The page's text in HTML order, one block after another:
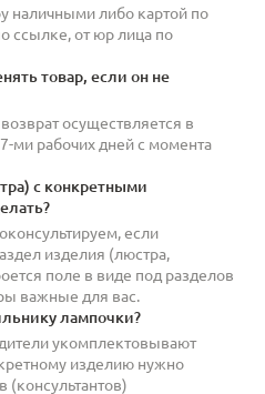
наличными либо картой по
ссылке, от юр лица по
товар, если он не
осуществляется в
ми рабочих дней с момента
с конкретными
если
изделия (люстра,
поле в виде под разделов
важные для вас.
лампочки?
укомплектовывают
изделию нужно
(консультантов)